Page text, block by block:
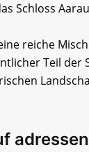
Schloss
reiche
Teil der